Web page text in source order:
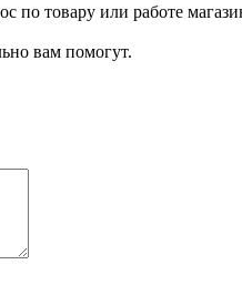
по товару или работе
вам помогут.